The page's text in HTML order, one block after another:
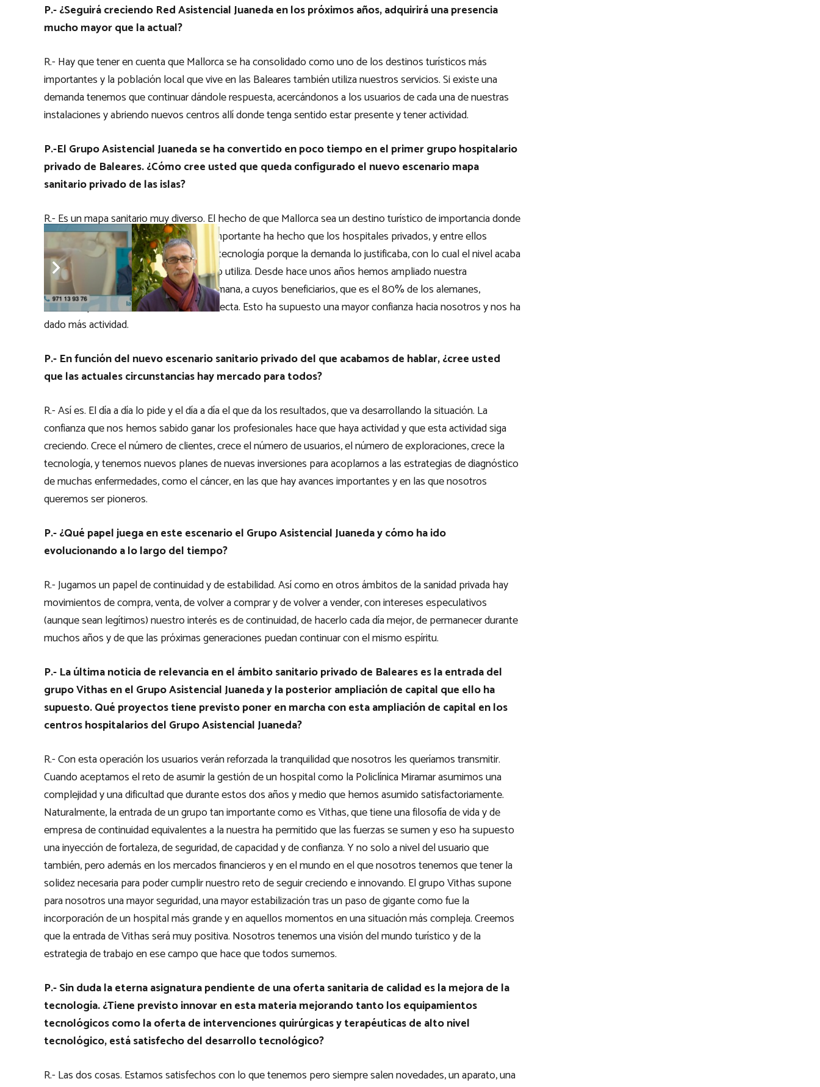
P.- ¿Seguirá creciendo Red Asistencial Juaneda en los próximos años, adquirirá una presencia
mucho mayor que la actual?
R.- Hay que tener en cuenta que Mallorca se ha consolidado como uno de los destinos turísticos más
importantes y la población local que vive en las Baleares también utiliza nuestros servicios. Si existe una
demanda tenemos que continuar dándole respuesta, acercándonos a los usuarios de cada una de nuestras
instalaciones y abriendo nuevos centros allí donde tenga sentido estar presente y tener actividad.
P.-El Grupo Asistencial Juaneda se ha convertido en poco tiempo en el primer grupo hospitalario
privado de Baleares. ¿Cómo cree usted que queda configurado el nuevo escenario mapa
sanitario privado de las islas?
R.- Es un mapa sanitario muy diverso. El hecho de que Mallorca sea un destino turístico de importancia donde
hay una actividad de medicina turística importante ha hecho que los hospitales privados, y entre ellos
nosotros, apostasen por tener la mejor tecnología porque la demanda lo justificaba, con lo cual el nivel acaba
siendo muy alto y al usuario le es útil y lo utiliza. Desde hace unos años hemos ampliado nuestra
colaboración con la seguridad social alemana, a cuyos beneficiarios, que es el 80% de los alemanes,
nosotros podemos atender de forma directa. Esto ha supuesto una mayor confianza hacia nosotros y nos ha
dado más actividad.
P.- En función del nuevo escenario sanitario privado del que acabamos de hablar, ¿cree usted
que las actuales circunstancias hay mercado para todos?
R.- Así es. El día a día lo pide y el día a día el que da los resultados, que va desarrollando la situación. La
confianza que nos hemos sabido ganar los profesionales hace que haya actividad y que esta actividad siga
creciendo. Crece el número de clientes, crece el número de usuarios, el número de exploraciones, crece la
tecnología, y tenemos nuevos planes de nuevas inversiones para acoplarnos a las estrategias de diagnóstico
de muchas enfermedades, como el cáncer, en las que hay avances importantes y en las que nosotros
queremos ser pioneros.
P.- ¿Qué papel juega en este escenario el Grupo Asistencial Juaneda y cómo ha ido
evolucionando a lo largo del tiempo?
R.- Jugamos un papel de continuidad y de estabilidad. Así como en otros ámbitos de la sanidad privada hay
movimientos de compra, venta, de volver a comprar y de volver a vender, con intereses especulativos
(aunque sean legítimos) nuestro interés es de continuidad, de hacerlo cada día mejor, de permanecer durante
muchos años y de que las próximas generaciones puedan continuar con el mismo espíritu.
P.- La última noticia de relevancia en el ámbito sanitario privado de Baleares es la entrada del
grupo Vithas en el Grupo Asistencial Juaneda y la posterior ampliación de capital que ello ha
supuesto. Qué proyectos tiene previsto poner en marcha con esta ampliación de capital en los
centros hospitalarios del Grupo Asistencial Juaneda?
R.- Con esta operación los usuarios verán reforzada la tranquilidad que nosotros les queríamos transmitir.
Cuando aceptamos el reto de asumir la gestión de un hospital como la Policlínica Miramar asumimos una
complejidad y una dificultad que durante estos dos años y medio que hemos asumido satisfactoriamente.
Naturalmente, la entrada de un grupo tan importante como es Vithas, que tiene una filosofía de vida y de
empresa de continuidad equivalentes a la nuestra ha permitido que las fuerzas se sumen y eso ha supuesto
una inyección de fortaleza, de seguridad, de capacidad y de confianza. Y no solo a nivel del usuario que
también, pero además en los mercados financieros y en el mundo en el que nosotros tenemos que tener la
solidez necesaria para poder cumplir nuestro reto de seguir creciendo e innovando. El grupo Vithas supone
para nosotros una mayor seguridad, una mayor estabilización tras un paso de gigante como fue la
incorporación de un hospital más grande y en aquellos momentos en una situación más compleja. Creemos
que la entrada de Vithas será muy positiva. Nosotros tenemos una visión del mundo turístico y de la
estrategia de trabajo en ese campo que hace que todos sumemos.
P.- Sin duda la eterna asignatura pendiente de una oferta sanitaria de calidad es la mejora de la
tecnología. ¿Tiene previsto innovar en esta materia mejorando tanto los equipamientos
tecnológicos como la oferta de intervenciones quirúrgicas y terapéuticas de alto nivel
tecnológico, está satisfecho del desarrollo tecnológico?
R.- Las dos cosas. Estamos satisfechos con lo que tenemos pero siempre salen novedades, un aparato, una